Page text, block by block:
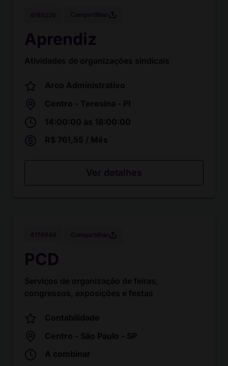
Aprendiz
Atividades de organizações sindicais
Arco Administrativo
Centro - Teresina - PI
14:00:00 às 18:00:00
R$ 761,55 / Mês
Ver detalhes
PCD
Serviços de organização de feiras,
congressos, exposições e festas
Contabilidade
Centro - São Paulo - SP
A combinar